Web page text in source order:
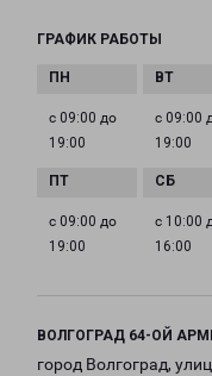
ГРАФИК РАБОТЫ
с 09:00 до
19:00
с 09:00
19:00
с 09:00 до
19:00
с 10:00
16:00
ВОЛГОГРАД 64-ОЙ
город Волгоград,